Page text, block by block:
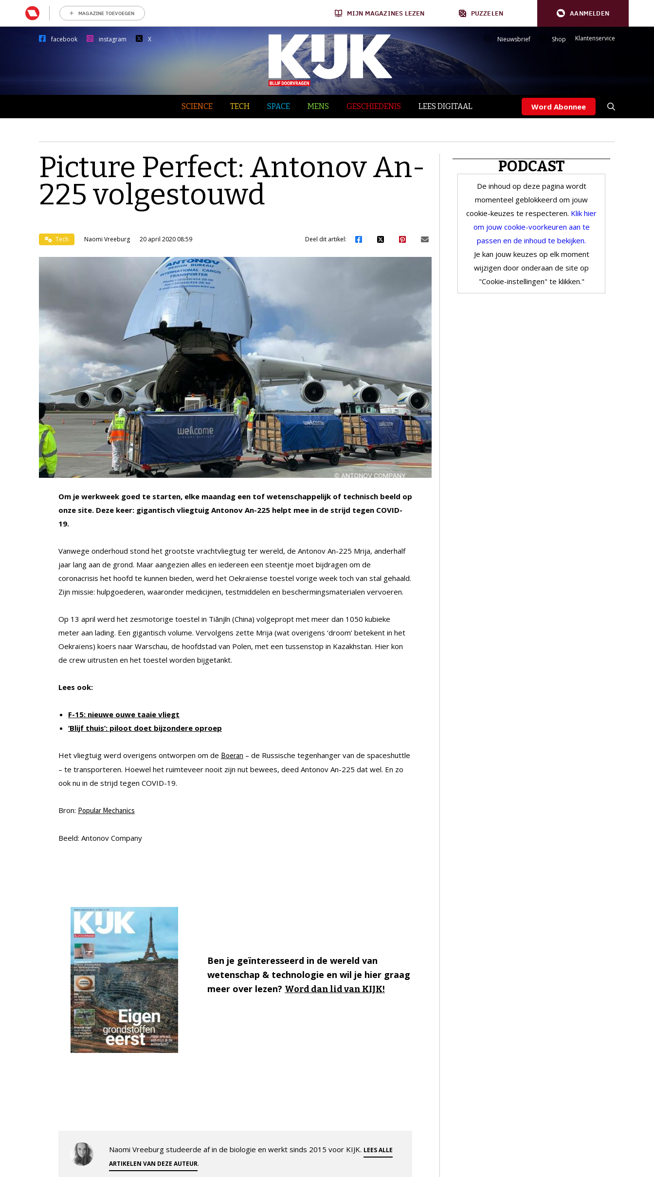
MAGAZINE TOEVOEGEN MIJN MAGAZINES LEZEN PUZZELEN AANMELDEN
facebook instagram X Nieuwsbrief Shop Klantenservice
SCIENCE TECH SPACE MENS GESCHIEDENIS LEES DIGITAAL Word Abonnee
Picture Perfect: Antonov An-
225 volgestouwd
Tech Naomi Vreeburg 20 april 2020 08:59 Deel dit artikel:
Om je werkweek goed te starten, elke maandag een tof wetenschappelijk of technisch beeld op
onze site. Deze keer: gigantisch vliegtuig Antonov An-225 helpt mee in de strijd tegen COVID-
19.
Vanwege onderhoud stond het grootste vrachtvliegtuig ter wereld, de Antonov An-225 Mrija, anderhalf
jaar lang aan de grond. Maar aangezien alles en iedereen een steentje moet bijdragen om de
coronacrisis het hoofd te kunnen bieden, werd het Oekraïense toestel vorige week toch van stal gehaald.
Zijn missie: hulpgoederen, waaronder medicijnen, testmiddelen en beschermingsmaterialen vervoeren.
Op 13 april werd het zesmotorige toestel in Tiānjīn (China) volgepropt met meer dan 1050 kubieke
meter aan lading. Een gigantisch volume. Vervolgens zette Mrija (wat overigens ‘droom’ betekent in het
Oekraïens) koers naar Warschau, de hoofdstad van Polen, met een tussenstop in Kazakhstan. Hier kon
de crew uitrusten en het toestel worden bijgetankt.
Lees ook:
F-15: nieuwe ouwe taaie vliegt
‘Blijf thuis’: piloot doet bijzondere oproep
Het vliegtuig werd overigens ontworpen om de Boeran – de Russische tegenhanger van de spaceshuttle
– te transporteren. Hoewel het ruimteveer nooit zijn nut bewees, deed Antonov An-225 dat wel. En zo
ook nu in de strijd tegen COVID-19.
Bron: Popular Mechanics
Beeld: Antonov Company
Ben je geïnteresseerd in de wereld van
wetenschap & technologie en wil je hier graag
meer over lezen? Word dan lid van KIJK!
Naomi Vreeburg studeerde af in de biologie en werkt sinds 2015 voor KIJK. LEES ALLE
ARTIKELEN VAN DEZE AUTEUR.
PODCAST
De inhoud op deze pagina wordt
momenteel geblokkeerd om jouw
cookie-keuzes te respecteren. Klik hier
om jouw cookie-voorkeuren aan te
passen en de inhoud te bekijken.
Je kan jouw keuzes op elk moment
wijzigen door onderaan de site op
"Cookie-instellingen" te klikken."